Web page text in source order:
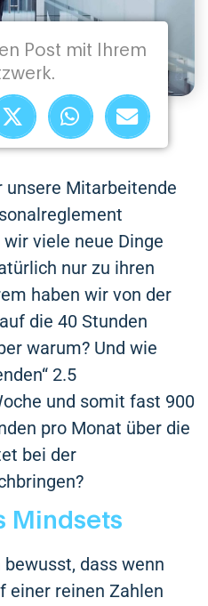
Post mit Ihrem
unsere Mitarbeitende
viele neue Dinge
nur zu ihren
haben wir von der
die 40 Stunden
warum? Und wie
2.5
und somit fast 900
pro Monat über die
bei der
Mindsets
dass wenn
einer reinen Zahlen